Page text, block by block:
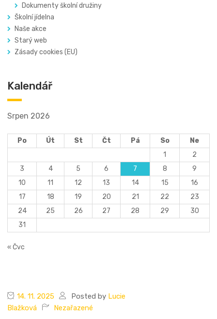
Dokumenty školní družiny
Školní jídelna
Naše akce
Starý web
Zásady cookies (EU)
Kalendář
Srpen 2026
Po Út St Čt Pá So
Ne
1
2
3
4 5 6 7 8
9
10
11 12 13 14 15
16
17
18 19 20 21 22
23
24
25 26 27 28 29
30
31
« Čvc
14. 11. 2025 Posted by Lucie
Blažková
Nezařazené